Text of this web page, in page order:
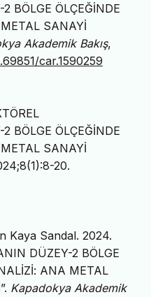
BÖLGE ÖLÇEĞİNDE
SANAYİ
Akademik Bakış,
car.1590259
BÖLGE ÖLÇEĞİNDE
SANAYİ
20.
Kaya Sandal. 2024.
DÜZEY-2 BÖLGE
ANA METAL
Kapadokya Akademik